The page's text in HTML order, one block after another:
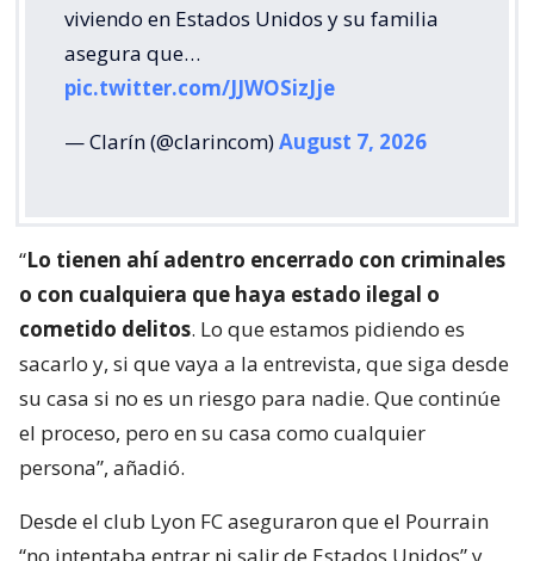
viviendo en Estados Unidos y su familia
asegura que…
pic.twitter.com/JJWOSizJje
— Clarín (@clarincom)August 7, 2026
“Lo tienen ahí adentro encerrado con criminales
o con cualquiera que haya estado ilegal o
cometido delitos. Lo que estamos pidiendo es
sacarlo y, si que vaya a la entrevista, que siga desde
su casa si no es un riesgo para nadie. Que continúe
el proceso, pero en su casa como cualquier
persona”, añadió.
Desde el club Lyon FC aseguraron que el Pourrain